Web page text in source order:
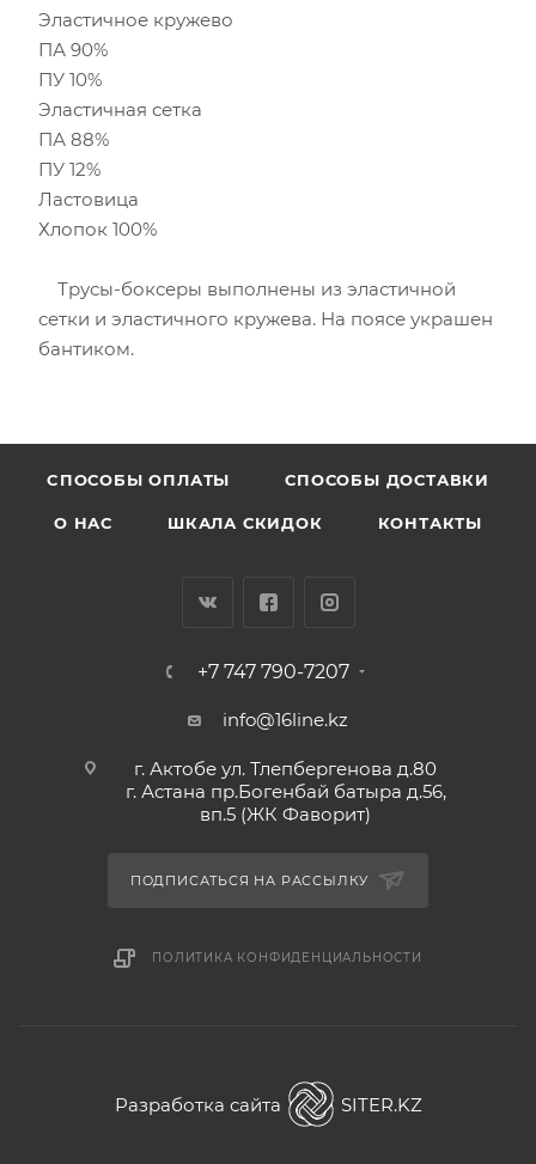
Эластичное кружево
ПА 90%
ПУ 10%
Эластичная сетка
ПА 88%
ПУ 12%
Ластовица
Хлопок 100%
Трусы-боксеры выполнены из эластичной
сетки и эластичного кружева. На поясе украшен
бантиком.
CПОСОБЫ ОПЛАТЫ СПОСОБЫ ДОСТАВКИ
О НАС ШКАЛА СКИДОК КОНТАКТЫ
+7 747 790-7207
info@16line.kz
г. Актобе ул. Тлепбергенова д.80
г. Астана пр.Богенбай батыра д.56,
вп.5 (ЖК Фаворит)
ПОДПИСАТЬСЯ НА РАССЫЛКУ
ПОЛИТИКА КОНФИДЕНЦИАЛЬНОСТИ
Разработка сайта SITER.KZ